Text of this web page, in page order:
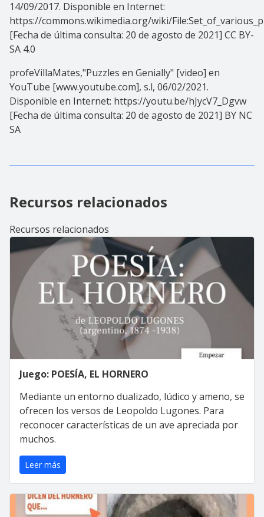
14/09/2017. Disponible en Internet:
https://commons.wikimedia.org/wiki/
[Fecha de última consulta: 20 de agosto de 2021] CC BY-
SA 4.0
profeVillaMates,"Puzzles en Genially" [video] en
YouTube [www.youtube.com], s.l, 06/02/2021.
Disponible en Internet: https://youtu.be/hJycV7_Dgvw
[Fecha de última consulta: 20 de agosto de 2021] BY NC
SA
Recursos relacionados
Recursos relacionados
Juego: POESÍA, EL HORNERO
Mediante un entorno dualizado, lúdico y ameno, se
ofrecen los versos de Leopoldo Lugones. Para
reconocer características de un ave apreciada por
muchos.
Leer más